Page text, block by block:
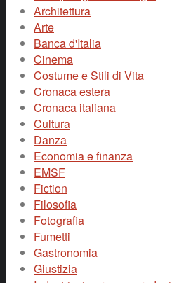
Architettura
Arte
Banca d'Italia
Cinema
Costume e Stili di Vita
Cronaca estera
Cronaca italiana
Cultura
Danza
Economia e finanza
EMSF
Fiction
Filosofia
Fotografia
Fumetti
Gastronomia
Giustizia